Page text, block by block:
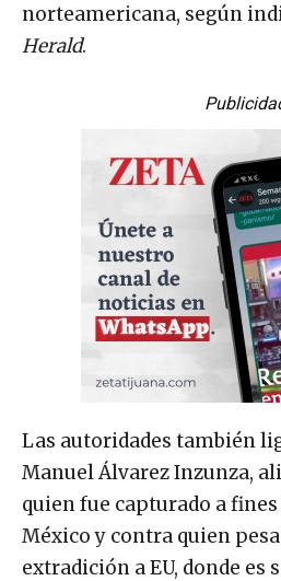
norteamericana, según
Herald.
Las autoridades también
Manuel Álvarez Inzunza,
quien fue capturado a
México y contra quien
extradición a EU, donde es